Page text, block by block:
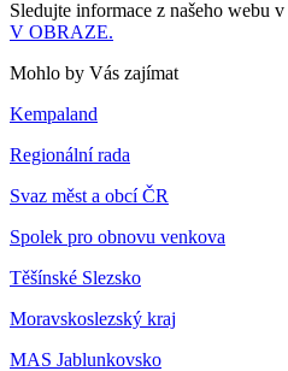
Sledujte informace z našeho webu v
V OBRAZE.
Mohlo by Vás zajímat
Kempaland
Regionální rada
Svaz měst a obcí ČR
Spolek pro obnovu venkova
Těšínské Slezsko
Moravskoslezský kraj
MAS Jablunkovsko